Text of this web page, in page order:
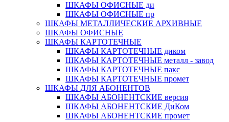
ШКАФЫ ОФИСНЫЕ ди
ШКАФЫ ОФИСНЫЕ пр
ШКАФЫ МЕТАЛЛИЧЕСКИЕ АРХИВНЫЕ
ШКАФЫ ОФИСНЫЕ
ШКАФЫ КАРТОТЕЧНЫЕ
ШКАФЫ КАРТОТЕЧНЫЕ диком
ШКАФЫ КАРТОТЕЧНЫЕ металл - завод
ШКАФЫ КАРТОТЕЧНЫЕ пакс
ШКАФЫ КАРТОТЕЧНЫЕ промет
ШКАФЫ ДЛЯ АБОНЕНТОВ
ШКАФЫ АБОНЕНТСКИЕ версия
ШКАФЫ АБОНЕНТСКИЕ ДиКом
ШКАФЫ АБОНЕНТСКИЕ промет